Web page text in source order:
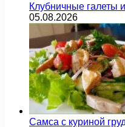
Клубничные галеты
05.08.2026
Самса с куриной